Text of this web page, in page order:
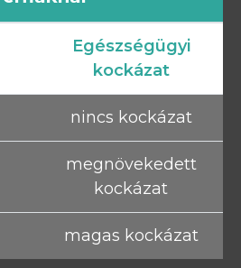
Egészségügyi
kockázat
nincs kockázat
megnövekedett
kockázat
magas kockázat